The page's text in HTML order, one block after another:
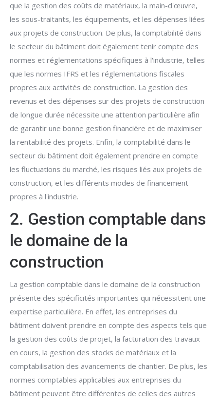
que la gestion des coûts de matériaux, la main-d'œuvre,
les sous-traitants, les équipements, et les dépenses liées
aux projets de construction. De plus, la comptabilité dans
le secteur du bâtiment doit également tenir compte des
normes et réglementations spécifiques à l'industrie, telles
que les normes IFRS et les réglementations fiscales
propres aux activités de construction. La gestion des
revenus et des dépenses sur des projets de construction
de longue durée nécessite une attention particulière afin
de garantir une bonne gestion financière et de maximiser
la rentabilité des projets. Enfin, la comptabilité dans le
secteur du bâtiment doit également prendre en compte
les fluctuations du marché, les risques liés aux projets de
construction, et les différents modes de financement
propres à l'industrie.
2. Gestion comptable dans
le domaine de la
construction
La gestion comptable dans le domaine de la construction
présente des spécificités importantes qui nécessitent une
expertise particulière. En effet, les entreprises du
bâtiment doivent prendre en compte des aspects tels que
la gestion des coûts de projet, la facturation des travaux
en cours, la gestion des stocks de matériaux et la
comptabilisation des avancements de chantier. De plus, les
normes comptables applicables aux entreprises du
bâtiment peuvent être différentes de celles des autres